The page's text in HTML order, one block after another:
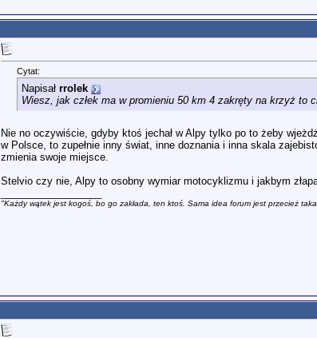
Cytat:
Napisał rrolek
Wiesz, jak człek ma w promieniu 50 km 4 zakręty na krzyż to
Nie no oczywiście, gdyby ktoś jechał w Alpy tylko po to żeby
w Polsce, to zupełnie inny świat, inne doznania i inna skala
zmienia swoje miejsce.
Stelvio czy nie, Alpy to osobny wymiar motocyklizmu i jakbym
"Każdy wątek jest kogoś, bo go zakłada, ten ktoś. Sama idea forum jest przecież